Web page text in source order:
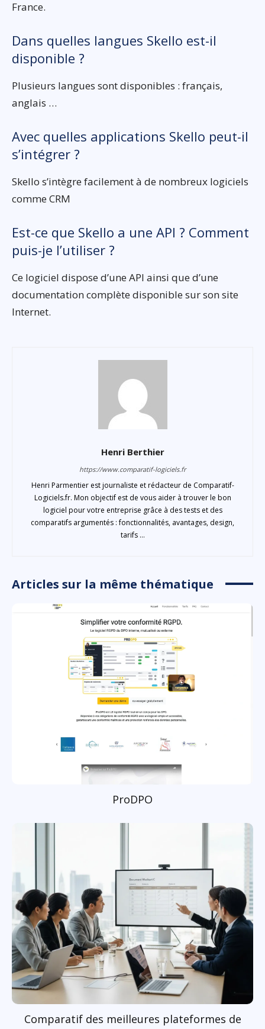
France.
Dans quelles langues Skello est-il
disponible ?
Plusieurs langues sont disponibles : français,
anglais …
Avec quelles applications Skello peut-il
s’intégrer ?
Skello s’intègre facilement à de nombreux logiciels
comme CRM
Est-ce que Skello a une API ? Comment
puis-je l’utiliser ?
Ce logiciel dispose d’une API ainsi que d’une
documentation complète disponible sur son site
Internet.
Henri Berthier
https://www.comparatif-logiciels.fr
Henri Parmentier est journaliste et rédacteur de Comparatif-
Logiciels.fr. Mon objectif est de vous aider à trouver le bon
logiciel pour votre entreprise grâce à des tests et des
comparatifs argumentés : fonctionnalités, avantages, design,
tarifs ...
Articles sur la même thématique
ProDPO
Comparatif des meilleures plateformes de